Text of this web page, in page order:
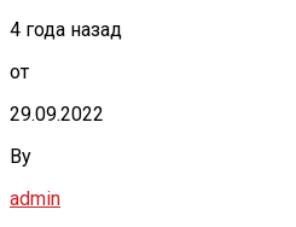
4 года назад
от
29.09.2022
By
admin